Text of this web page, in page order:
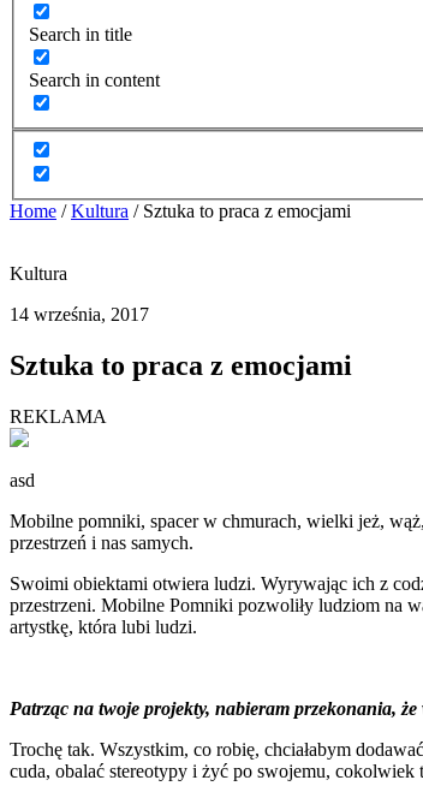
Search in title
Search in content
Home / Kultura / Sztuka to praca z emocjami
Kultura
14 września, 2017
Sztuka to praca z emocjami
REKLAMA
asd
Mobilne pomniki, spacer w chmurach, wielki jeż,
przestrzeń i nas samych.
Swoimi obiektami otwiera ludzi. Wyrywając ich z
przestrzeni. Mobilne Pomniki pozwoliły ludziom na
artystkę, która lubi ludzi.
Patrząc na twoje projekty, nabieram przekonania,
Trochę tak. Wszystkim, co robię, chciałabym
cuda, obalać stereotypy i żyć po swojemu, cokolwiek